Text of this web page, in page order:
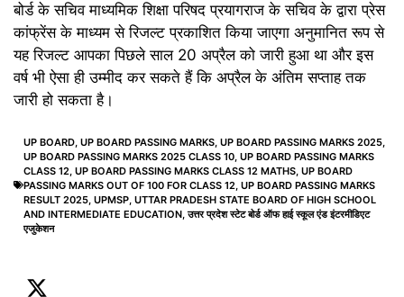
बोर्ड के सचिव माध्यमिक शिक्षा परिषद प्रयागराज के सचिव के द्वारा प्रेस
कांफ्रेंस के माध्यम से रिजल्ट प्रकाशित किया जाएगा अनुमानित रूप से
यह रिजल्ट आपका पिछले साल 20 अप्रैल को जारी हुआ था और इस
वर्ष भी ऐसा ही उम्मीद कर सकते हैं कि अप्रैल के अंतिम सप्ताह तक
जारी हो सकता है।
UP BOARD UP BOARD PASSING MARKS UP BOARD PASSING MARKS 2025
UP BOARD PASSING MARKS 2025 CLASS 10 UP BOARD PASSING MARKS
CLASS 12 UP BOARD PASSING MARKS CLASS 12 MATHS UP BOARD
PASSING MARKS OUT OF 100 FOR CLASS 12 UP BOARD PASSING MARKS
RESULT 2025 UPMSP UTTAR PRADESH STATE BOARD OF HIGH SCHOOL
AND INTERMEDIATE EDUCATION ,उत्तर प्रदेश स्टेट बोर्ड ऑफ हाई स्कूल एंड इंटरमीडिएट
एजुकेशन